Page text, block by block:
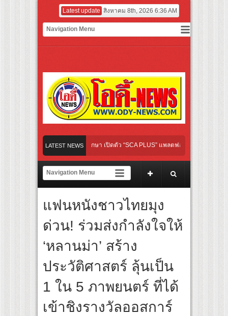
Latest update สิงหาคม 8th, 2026 6:36 AM
LATEST NEWS
ม่ในวงการการศึกษา เปิดตัว “SCA PLUS” แพลตฟอร์มการเรียนรู้ “Creative Arts &
อดการลงทุนในธุรกิจการศึกษากว่า 100 ล้านบาท
งจาการ์ตา-กรุงเทพฯ เสริม Air Connectivity ดึงนักท่องเที่ยวคุณภาพจากอินโดนีเซีย
ตรียมเดบิวต์ลงซีรีย์แนวตั้ง พร้อมเขย่าวงการบันเทิงยุคดิจิทัล
Candy” พร้อมเสิร์ฟ MV สดใส ได้ “ต้าเหนิง” และ “ณิชา” ร่วมเติมสีสัน
ะแส ผิวโชกุ ผิวโชว์ได้ ตอบโจทย์คนรุ่นใหม่
ม่ในวงการการศึกษา เปิดตัว “SCA PLUS” แพลตฟอร์มการเรียนรู้ “Creative Arts &
อดการลงทุนในธุรกิจการศึกษากว่า 100 ล้านบาท
แฟนหนังชาวไทยมุง
ด่วน! ร่วมส่งกำลังใจให้
‘หลานม่า’ สร้าง
ประวัติศาสตร์ ลุ้นเป็น
1 ใน 5 ภาพยนตร์ ที่ได้
เข้าชิงรางวัลออสการ์